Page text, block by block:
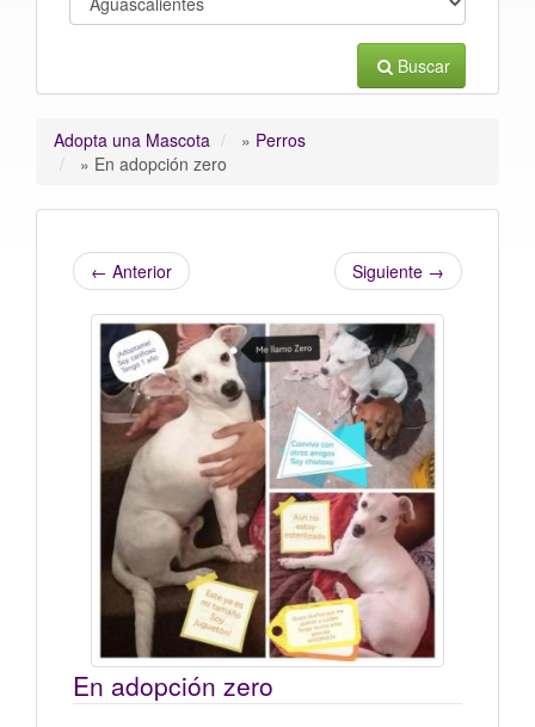
Buscar
Adopta una Mascota » Perros
» En adopción zero
← Anterior Siguiente →
En adopción zero